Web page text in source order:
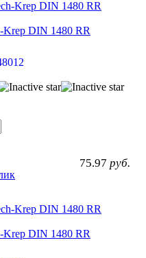
Krep DIN 1480 RR
75.97 руб.
Krep DIN 1480 RR